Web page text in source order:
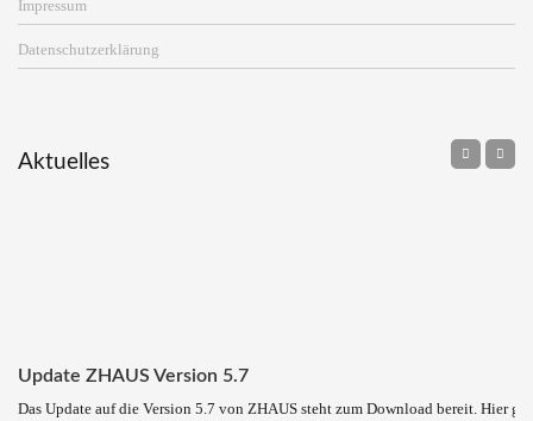
Impressum
Datenschutzerklärung
Aktuelles
Update ZHAUS Version 5.7
Das Update auf die Version 5.7 von ZHAUS steht zum Download bereit. Hier